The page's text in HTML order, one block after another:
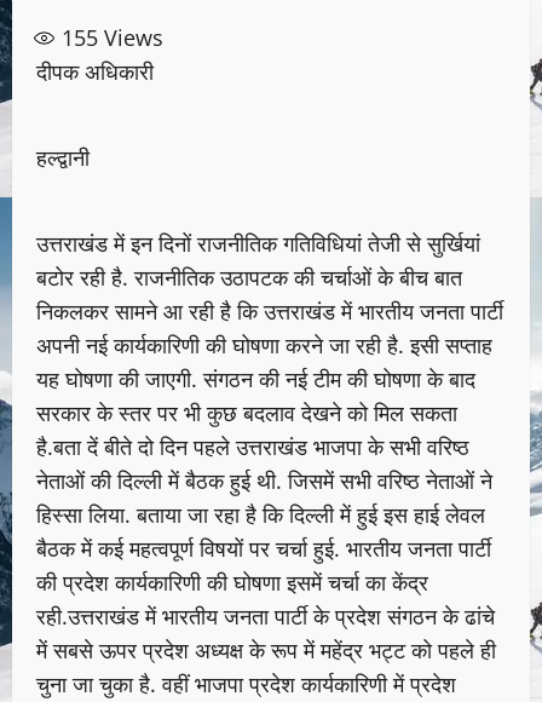
155 Views
दीपक अधिकारी
हल्द्वानी
उत्तराखंड में इन दिनों राजनीतिक गतिविधियां तेजी से सुर्खियां
बटोर रही है. राजनीतिक उठापटक की चर्चाओं के बीच बात
निकलकर सामने आ रही है कि उत्तराखंड में भारतीय जनता पार्टी
अपनी नई कार्यकारिणी की घोषणा करने जा रही है. इसी सप्ताह
यह घोषणा की जाएगी. संगठन की नई टीम की घोषणा के बाद
सरकार के स्तर पर भी कुछ बदलाव देखने को मिल सकता
है.बता दें बीते दो दिन पहले उत्तराखंड भाजपा के सभी वरिष्ठ
नेताओं की दिल्ली में बैठक हुई थी. जिसमें सभी वरिष्ठ नेताओं ने
हिस्सा लिया. बताया जा रहा है कि दिल्ली में हुई इस हाई लेवल
बैठक में कई महत्वपूर्ण विषयों पर चर्चा हुई. भारतीय जनता पार्टी
की प्रदेश कार्यकारिणी की घोषणा इसमें चर्चा का केंद्र
रही.उत्तराखंड में भारतीय जनता पार्टी के प्रदेश संगठन के ढांचे
में सबसे ऊपर प्रदेश अध्यक्ष के रूप में महेंद्र भट्ट को पहले ही
चुना जा चुका है. वहीं भाजपा प्रदेश कार्यकारिणी में प्रदेश